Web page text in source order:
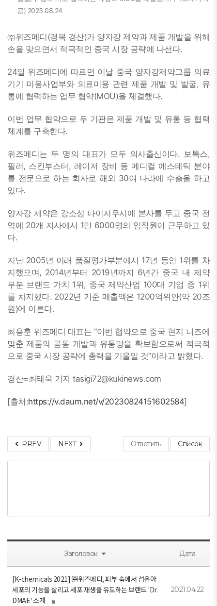
공) 2023.08.24
㈜위즈메디(경북 경산)가 양자강 제약과 제품 개발을 위해
손을 맞으면서 적극적인 중국 시장 공략에 나선다.
24일 위즈메디에 따르면 이날 중국 양자강제약그룹 의료
기기 미용사업부와 의료미용 관련 제품 개발 및 발굴, 유
통에 협력하는 업무 협약(MOU)을 체결했다.
이번 업무 협약으로 두 기관은 제품 개발 및 유통 등 협력
체계를 구축한다.
위즈메디는 두 명의 대표가 모두 의사출신이다. 보톡스,
필러, 스킨부스터, 레이저 장비 등 메디컬 에스테틱 분야
를 전문으로 하는 회사로 해외 30여 나라에 수출을 하고
있다.
양자강 제약은 강소성 타이저우시에 본사를 두고 중국 전
역에 20개 지사에서 1만 6000명의 임직원이 근무하고 있
다.
지난 2005년 이래 품질평가부분에서 17년 동안 1위를 차
지했으며, 2014년부터 2019년까지 6년간 중국 내 제약
부분 브랜드 가치 1위, 중국 제약산업 100대 기업 중 1위
를 차지했다. 2022년 기준 매출액은 1200억위안(약 20조
원)에 이른다.
최용훈 위즈메디 대표는 “이번 협약으로 중국 현지 니즈에
맞춘 제품의 공동 개발과 유통망을 확보함으로써 적극적
으로 중국 시장 공략에 총력을 기울일 것”이라고 밝혔다.
경산=최태욱 기자 tasigi72@kukinews.com
[출처:https://v.daum.net/v/20230824151602584]
PREV NEXT Ответить Список
Заголовок Дата
[K-chemicals 2021] ㈜위즈메디, 피부 속에서 섬유아
세포의 기능을 살리고 세포 재생을 유도하는 브랜드 'Dr.
DMAE' 소개
2021.04.22